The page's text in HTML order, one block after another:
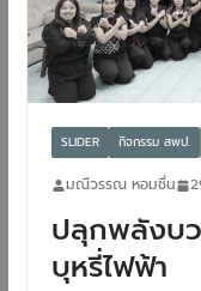
SLIDER กิจกรรม สพป.
มณีวรรณ หอมชื่น
ปลุกพลังบว
บุหรี่ไฟฟ้า